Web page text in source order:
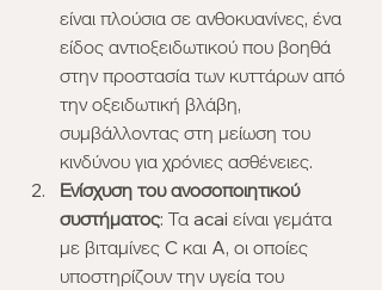
είναι πλούσια σε ανθοκυανίνες, ένα
είδος αντιοξειδωτικού που βοηθά
στην προστασία των κυττάρων από
την οξειδωτική βλάβη,
συμβάλλοντας στη μείωση του
κινδύνου για χρόνιες ασθένειες.
Ενίσχυση του ανοσοποιητικού
συστήματος: Τα acai είναι γεμάτα
με βιταμίνες C και A, οι οποίες
υποστηρίζουν την υγεία του